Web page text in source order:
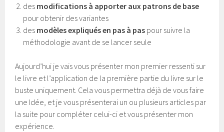
des modifications à apporter aux patrons de base
pour obtenir des variantes
des modèles expliqués en pas à pas pour suivre la
méthodologie avant de se lancer seule
Aujourd’hui je vais vous présenter mon premier ressenti sur
le livre et l’application de la première partie du livre sur le
buste uniquement. Cela vous permettra déjà de vous faire
une Idée, et je vous présenterai un ou plusieurs articles par
la suite pour compléter celui-ci et vous présenter mon
expérience.